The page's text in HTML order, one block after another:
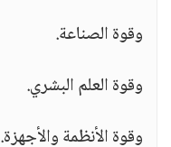
وقوة الصناعة.
وقوة العلم البشري.
وقوة الأنظمة والأجهزة.